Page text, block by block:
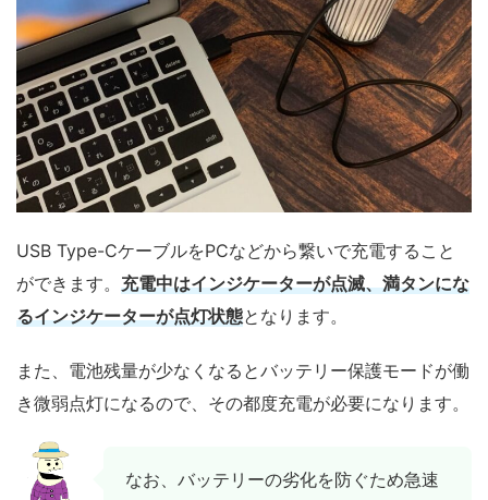
USB Type-CケーブルをPCなどから繋いで充電すること
ができます。 充電中はインジケーターが点滅、満タンにな
るインジケーターが点灯状態となります。
また、電池残量が少なくなるとバッテリー保護モードが働
き微弱点灯になるので、その都度充電が必要になります。
なお、バッテリーの劣化を防ぐため急速